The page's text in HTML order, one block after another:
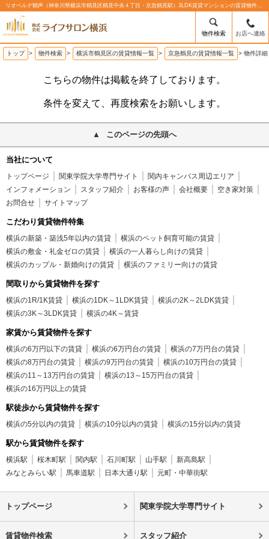
リオベルデ鶴声（神奈川県横浜市鶴見区鶴見中央４丁目・京急鶴見駅）3LDK賃貸マンションの賃貸物件情報%% | 株式会社ライフサロン横浜
物件検索 お店へ連絡
トップ > 物件検索 > 横浜市鶴見区の賃貸情報一覧 > 京急鶴見の賃貸情報一覧 > 物件詳細
こちらの物件は掲載を終了しております。
条件を変えて、再度検索をお願いします。
このページの先頭へ
当社について
トップページ 関東学院大学専門サイト
関内キャンパス周辺エリア
インフォメーション
スタッフ紹介 お客様の声 会社概要
空き家対策
お問合せ
サイトマップ
こだわり賃貸物件特集
横浜の新築・築浅5年以内の賃貸
横浜のペット飼育可能の賃貸
横浜の敷金・礼金ゼロの賃貸
横浜の一人暮らし向けの賃貸
横浜のカップル・新婚向けの賃貸
横浜のファミリー向けの賃貸
間取りから賃貸物件を探す
横浜の1R/1K賃貸 横浜の1DK～1LDK賃貸
横浜の2K～2LDK賃貸
横浜の3K～3LDK賃貸
横浜の4K～賃貸
家賃から賃貸物件を探す
横浜の6万円以下の賃貸 横浜の6万円台の賃貸
横浜の7万円台の賃貸
横浜の8万円台の賃貸
横浜の9万円台の賃貸
横浜の10万円台の賃貸
横浜の11～13万円台の賃貸
横浜の13～15万円台の賃貸
横浜の16万円以上の賃貸
駅徒歩から賃貸物件を探す
横浜の5分以内の賃貸 横浜の10分以内の賃貸 横浜の15分以内の賃貸
駅から賃貸物件を探す
横浜駅 桜木町駅 関内駅 石川町駅 山手駅
新高島駅
みなとみらい駅
馬車道駅 日本大通り駅 元町・中華街駅
トップページ 関東学院大学専門サイト
賃貸物件検索 スタッフ紹介